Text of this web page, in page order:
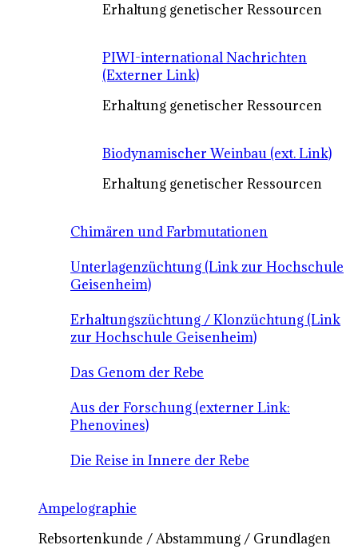
Erhaltung genetischer Ressourcen
PIWI-international Nachrichten
(Externer Link)
Erhaltung genetischer Ressourcen
Biodynamischer Weinbau (ext. Link)
Erhaltung genetischer Ressourcen
Chimären und Farbmutationen
Unterlagenzüchtung (Link zur Hochschule
Geisenheim)
Erhaltungszüchtung / Klonzüchtung (Link
zur Hochschule Geisenheim)
Das Genom der Rebe
Aus der Forschung (externer Link:
Phenovines)
Die Reise in Innere der Rebe
Ampelographie
Rebsortenkunde / Abstammung / Grundlagen